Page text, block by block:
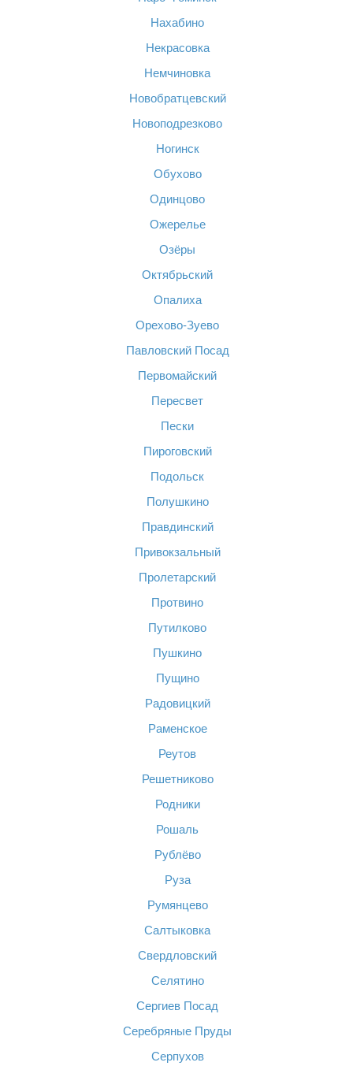
Нахабино
Некрасовка
Немчиновка
Новобратцевский
Новоподрезково
Ногинск
Обухово
Одинцово
Ожерелье
Озёры
Октябрьский
Опалиха
Орехово-Зуево
Павловский Посад
Первомайский
Пересвет
Пески
Пироговский
Подольск
Полушкино
Правдинский
Привокзальный
Пролетарский
Протвино
Путилково
Пушкино
Пущино
Радовицкий
Раменское
Реутов
Решетниково
Родники
Рошаль
Рублёво
Руза
Румянцево
Салтыковка
Свердловский
Селятино
Сергиев Посад
Серебряные Пруды
Серпухов